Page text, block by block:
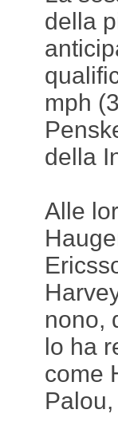
della
mph
della
Alle
nono,
lo ha
come